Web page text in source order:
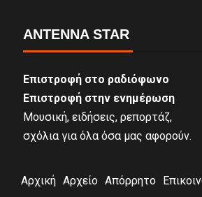
ANTENNA STAR
Επιστροφή στο ραδιόφωνο
Επιστροφή στην ενημέρωση
Μουσική, ειδήσεις, ρεπορτάζ,
σχόλια για όλα όσα μας αφορούν.
Αρχική Αρχείο Απόρρητο